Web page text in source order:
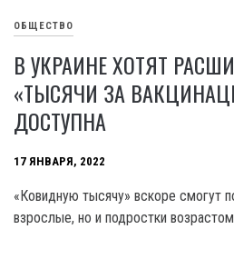
ОБЩЕСТВО
В УКРАИНЕ ХОТЯТ
«ТЫСЯЧИ ЗА
ДОСТУПНА
17 ЯНВАРЯ, 2022
«Ковидную тысячу» вскоре смогут
взрослые, но и подростки